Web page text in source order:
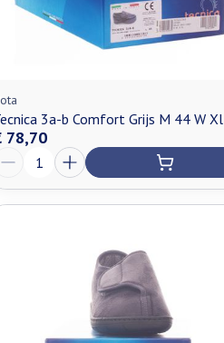
3a-b Comfort Grijs M 44 W Xl
78,70